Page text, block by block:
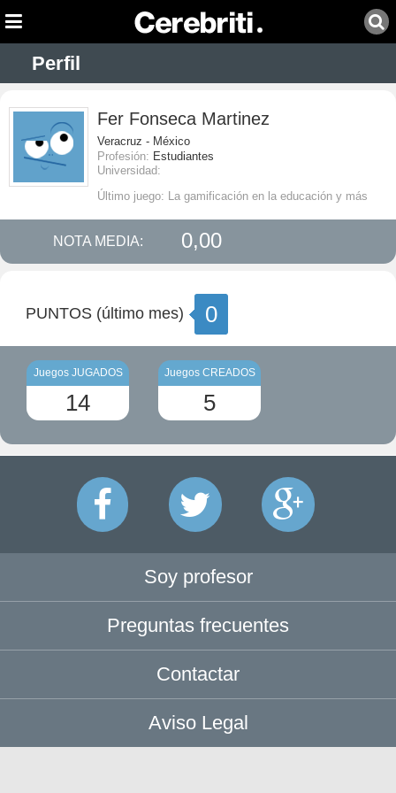
Perfil
Fer Fonseca Martinez
Veracruz - México
Profesión: Estudiantes
Universidad:
Último juego: La gamificación en la educación y más
NOTA MEDIA: 0,00
PUNTOS (último mes) 0
Juegos JUGADOS
14
Juegos CREADOS
5
Soy profesor
Preguntas frecuentes
Contactar
Aviso Legal